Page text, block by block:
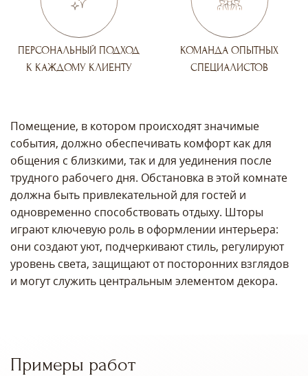
ПЕРСОНАЛЬНЫЙ ПОДХОД
К КАЖДОМУ КЛИЕНТУ
КОМАНДА ОПЫТНЫХ
СПЕЦИАЛИСТОВ
Помещение, в котором происходят значимые
события, должно обеспечивать комфорт как для
общения с близкими, так и для уединения после
трудного рабочего дня. Обстановка в этой комнате
должна быть привлекательной для гостей и
одновременно способствовать отдыху. Шторы
играют ключевую роль в оформлении интерьера:
они создают уют, подчеркивают стиль, регулируют
уровень света, защищают от посторонних взглядов
и могут служить центральным элементом декора.
Примеры работ